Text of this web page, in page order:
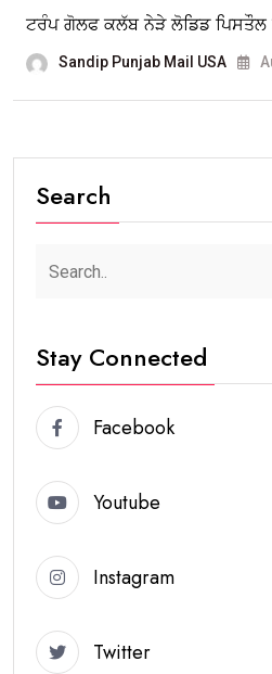
ਟਰੰਪ ਗੋਲਫ ਕਲੱਬ ਨੇੜੇ ਲੋਡਿਡ
Sandip Punjab Mail USA
Search
Stay Connected
Facebook
Youtube
Instagram
Twitter